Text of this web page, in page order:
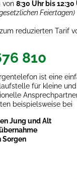
von 8:30 Uhr bis 12:30
Feiertagen)
reduzierten Tarif
810
ist eine
für kleine
beispielsweise bei
Jung und Alt